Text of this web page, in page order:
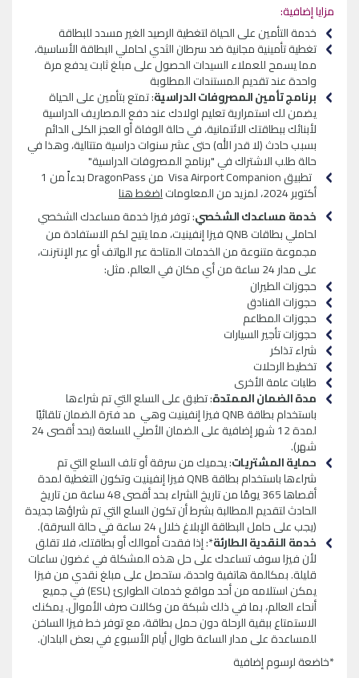
مزايا إضافية:
خدمة التأمين على الحياة لتغطية الرصيد الغير مسدد للبطاقة
تغطية تأمينية مجانية ضد سرطان الثدي لحاملي البطاقة الأساسية،
مما يسمح للعملاء السيدات الحصول على مبلغ ثابت يدفع مرة
واحدة عند تقديم المستندات المطلوبة
برنامج تأمين المصروفات الدراسية: تمتع بتأمين على الحياة
يضمن لك استمرارية تعليم اولادك عند دفع المصاريف الدراسية
لأبنائك ببطاقتك الائتمانية، في حالة الوفاة أو العجز الكلى الدائم
بسبب حادث (لا قدر الله) حتى عشر سنوات دراسية متتالية، وهذا في
حالة طلب الاشتراك في "برنامج المصروفات الدراسية"
تطبيق Visa Airport Companion من DragonPass بدءاً من 1
أكتوبر 2024، لمزيد من المعلومات
اضغط هنا
خدمة مساعدك الشخصي: توفر فيزا خدمة مساعدك الشخصي
لحاملي بطاقات QNB فيزا إنفينيت، مما يتيح لكم الاستفادة من
مجموعة متنوعة من الخدمات المتاحة عبر الهاتف أو عبر الإنترنت،
على مدار 24 ساعة من أي مكان في العالم. مثل:
حجوزات الطيران
حجوزات الفنادق
حجوزات المطاعم
حجوزات تأجير السيارات
شراء تذاكر
تخطيط الرحلات
طلبات عامة الأخرى
مدة الضمان الممتدة: تطبق على السلع التي تم شراءها
باستخدام بطاقة QNB فيزا إنفينيت وهي مد فترة الضمان تلقائيًا
لمدة 12 شهر إضافية على الضمان الأصلي للسلعة (بحد أقصى 24
شهر).
حماية المشتريات: يحميك من سرقة أو تلف السلع التي تم
شراءها باستخدام بطاقة QNB فيزا إنفينيت وتكون التغطية لمدة
أقصاها 365 يومًا من تاريخ الشراء بحد أقصى 48 ساعة من تاريخ
الحادث لتقديم المطالبة بشرط أن تكون السلع التي تم شراؤها جديدة
(يجب على حامل البطاقة الإبلاغ خلال 24 ساعة في حالة السرقة).
خدمة النقدية الطارئة*: إذا فقدت أموالك أو بطاقتك، فلا تقلق
لأن فيزا سوف تساعدك على حل هذه المشكلة في غضون ساعات
قليلة. بمكالمة هاتفية واحدة، ستحصل على مبلغ نقدي من فيزا
يمكن استلامه من أحد مواقع خدمات الطوارئ (ESL) في جميع
أنحاء العالم، بما في ذلك شبكة من وكالات صرف الأموال. يمكنك
الاستمتاع ببقية الرحلة دون حمل بطاقة، مع توفر خط فيزا الساخن
للمساعدة على مدار الساعة طوال أيام الأسبوع في بعض البلدان.
*خاضعة لرسوم إضافية